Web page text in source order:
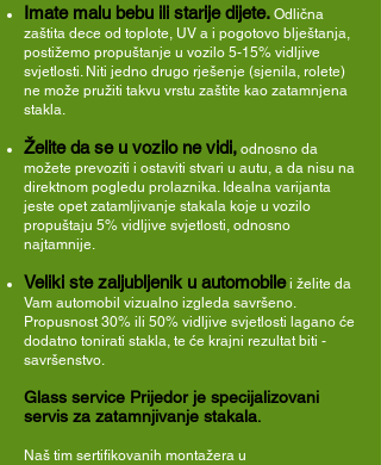
Imate malu bebu ili starije dijete. Odlična
zaštita dece od toplote, UV a i pogotovo blještanja,
postižemo propuštanje u vozilo 5-15% vidljive
svjetlosti. Niti jedno drugo rješenje (sjenila, rolete)
ne može pružiti takvu vrstu zaštite kao zatamnjena
stakla.
Želite da se u vozilo ne vidi, odnosno da
možete prevoziti i ostaviti stvari u autu, a da nisu na
direktnom pogledu prolaznika. Idealna varijanta
jeste opet zatamljivanje stakala koje u vozilo
propuštaju 5% vidljive svjetlosti, odnosno
najtamnije.
Veliki ste zaljubljenik u automobilei želite da
Vam automobil vizualno izgleda savršeno.
Propusnost 30% ili 50% vidljive svjetlosti lagano će
dodatno tonirati stakla, te će krajni rezultat biti -
savršenstvo.
Glass service Prijedor je specijalizovani
servis za zatamnjivanje stakala.
Naš tim sertifikovanih montažera u